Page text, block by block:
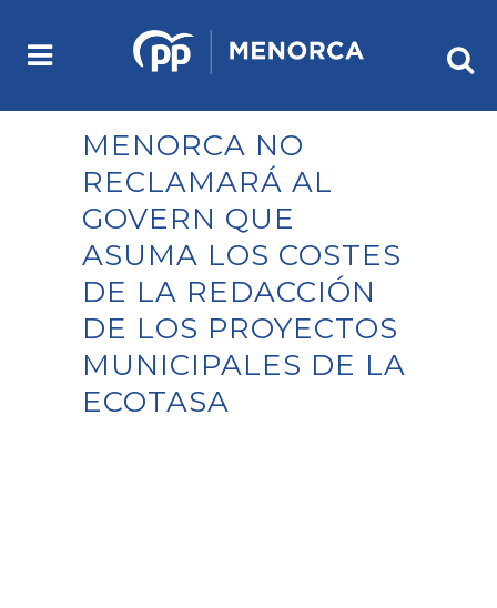
MENORCA NO
RECLAMARÁ AL
GOVERN QUE
ASUMA LOS COSTES
DE LA REDACCIÓN
DE LOS PROYECTOS
MUNICIPALES DE LA
ECOTASA